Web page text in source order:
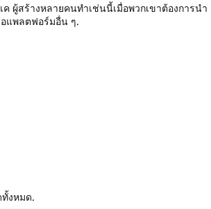
ผู้สร้างหลายคนทำเช่นนี้เมื่อพวกเขาต้องการนำ
อแพลตฟอร์มอื่น ๆ.
งหมด.